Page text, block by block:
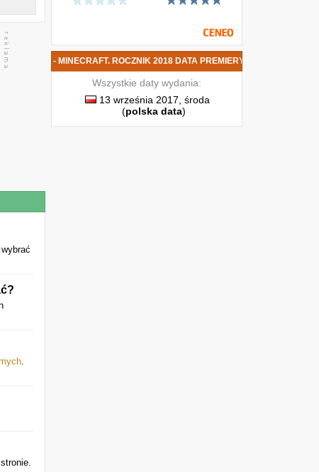
.
MILTON - MINECRAFT. ROCZNIK 2018 DATA PREMIERY
Wszystkie daty wydania:
13 września 2017, środa
(polska data)